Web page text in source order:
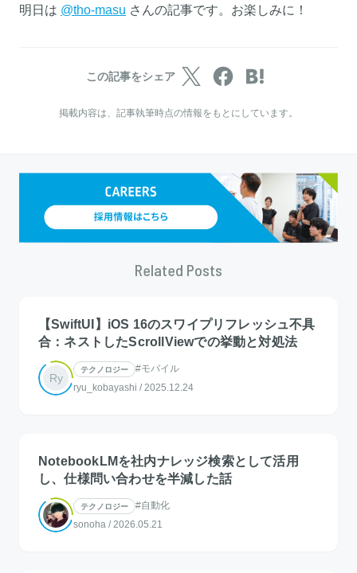
明日は @tho-masu さんの記事です。お楽しみに！
この記事をシェア
掲載内容は、記事執筆時点の情報をもとにしています。
Related Posts
【SwiftUI】iOS 16のスワイプリフレッシュ不具
合：ネストしたScrollViewでの挙動と対処法
Ry
テクノロジー
#モバイル
ryu_kobayashi / 2025.12.24
NotebookLMを社内ナレッジ検索として活用
し、仕様問い合わせを半減した話
テクノロジー
#自動化
sonoha / 2026.05.21